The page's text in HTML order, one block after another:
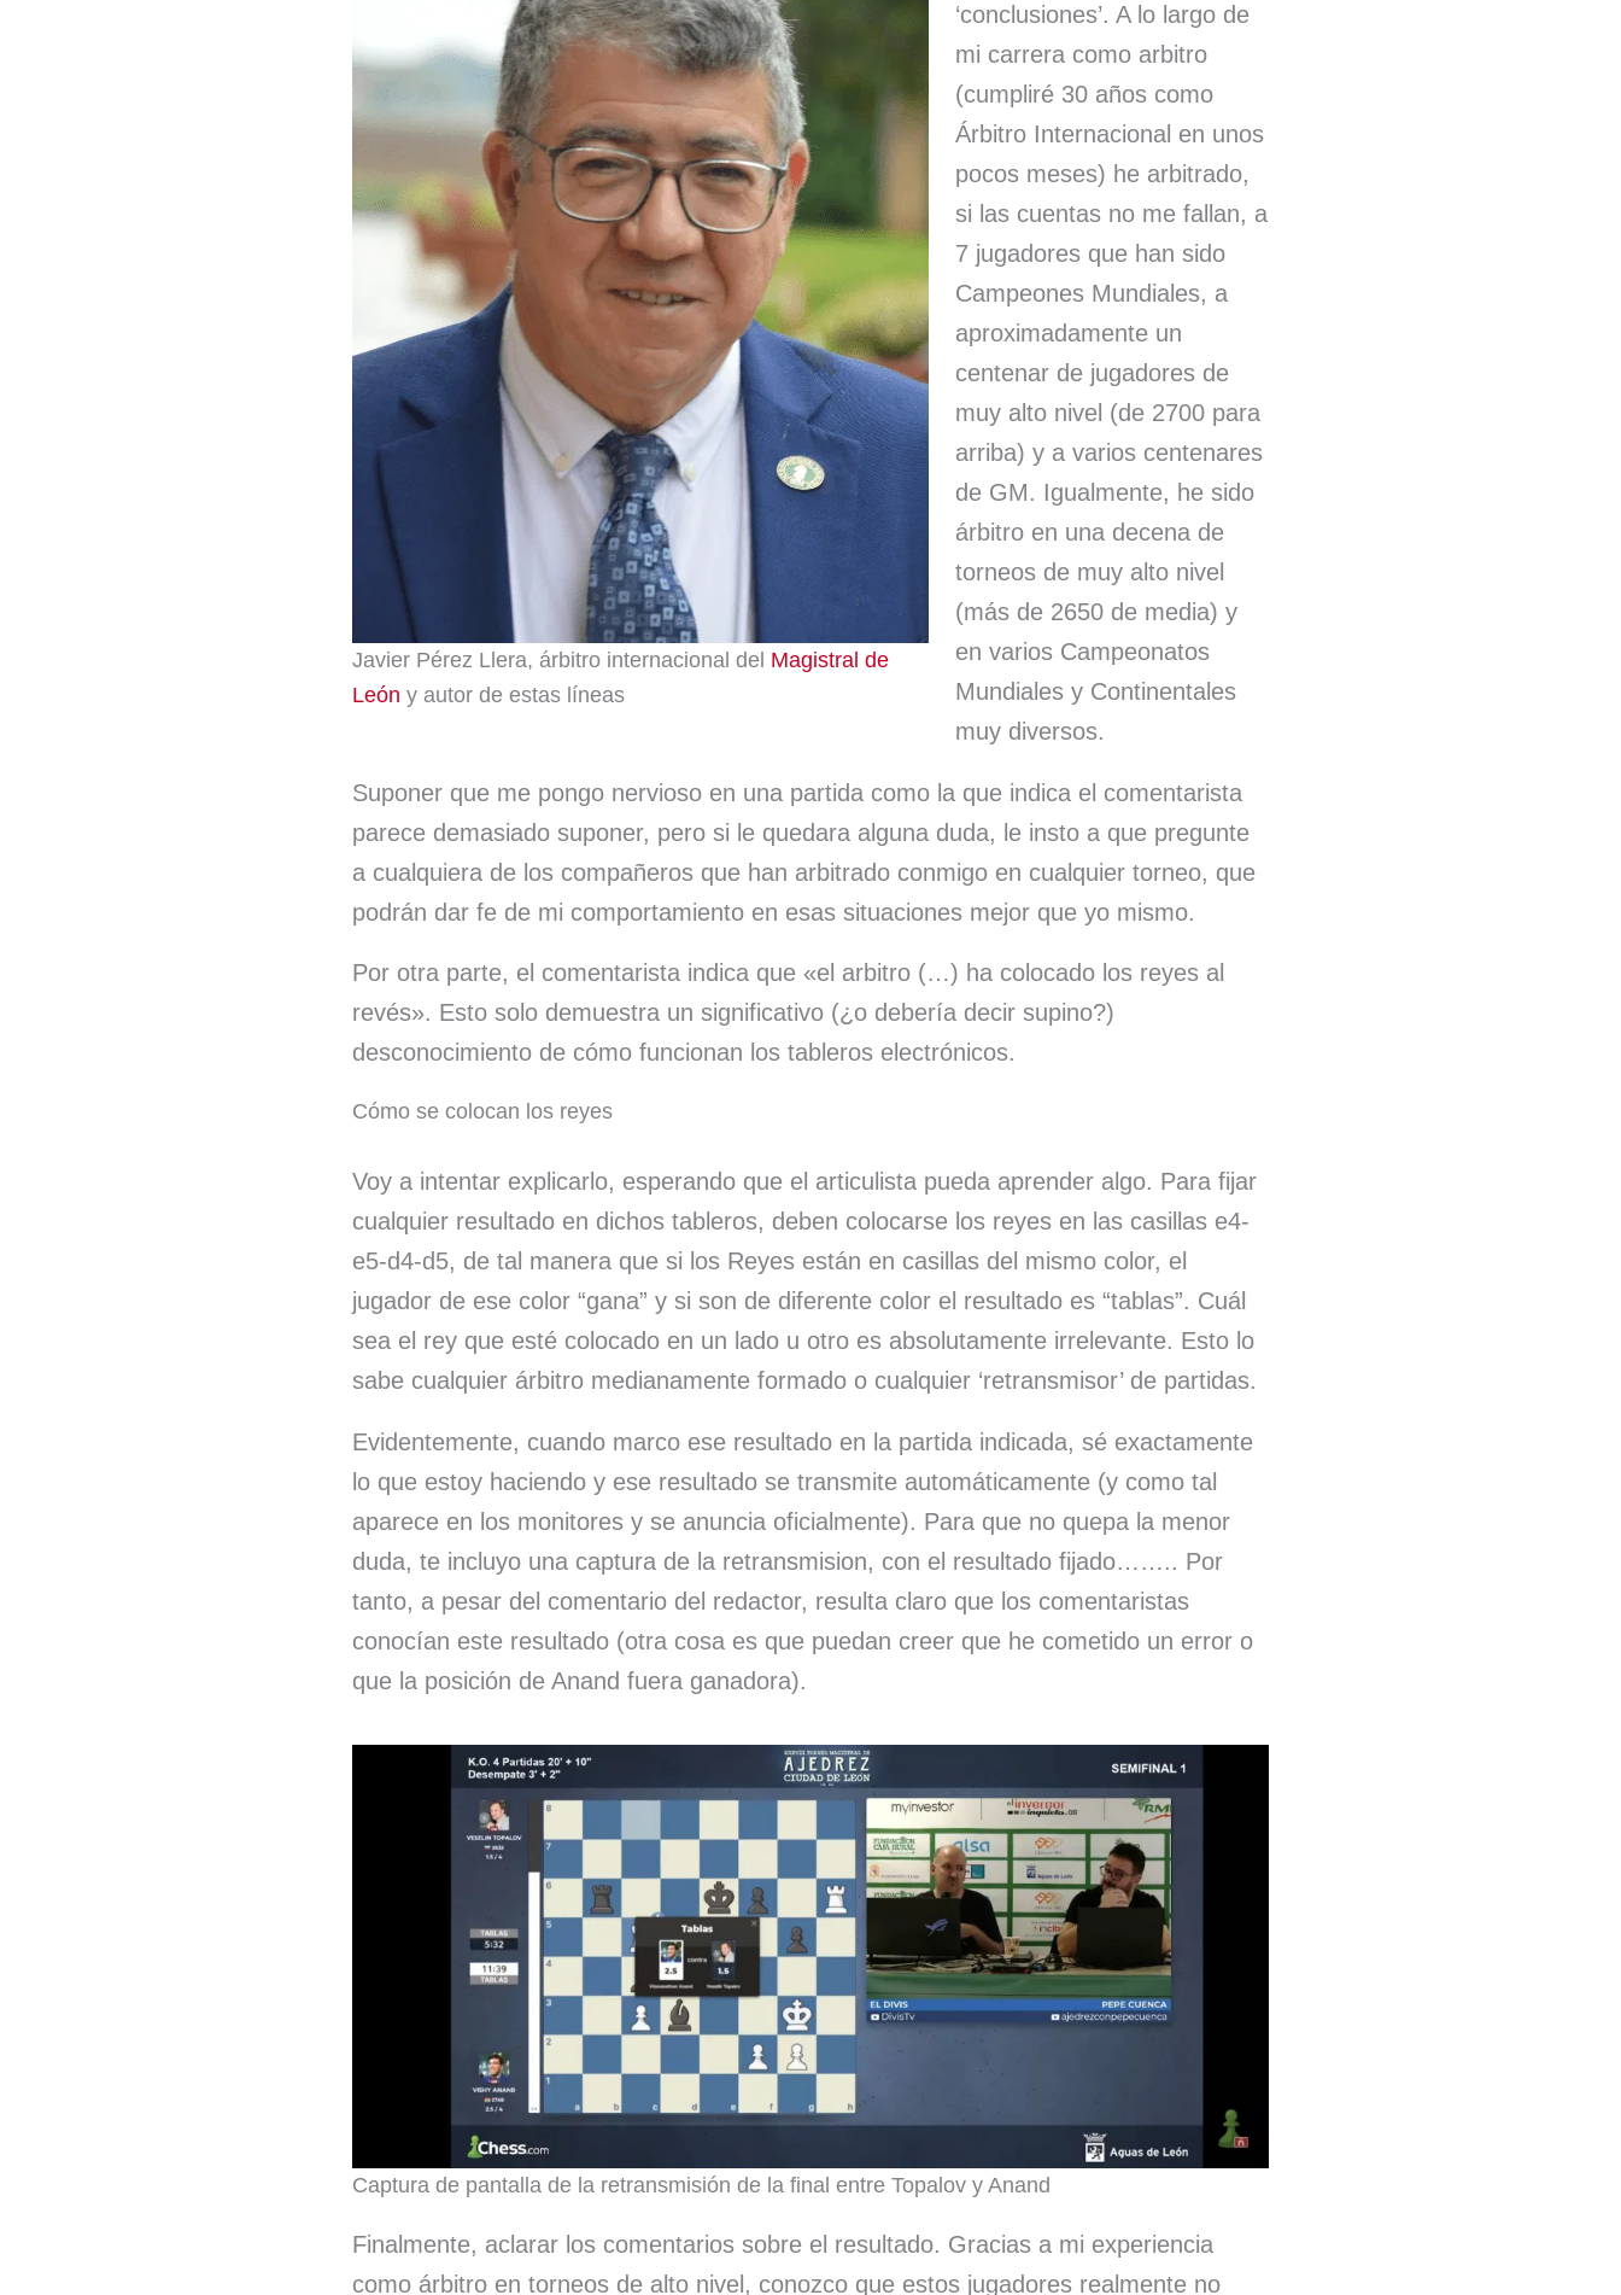
Javier Pérez Llera, árbitro internacional del Magistral de
León y autor de estas líneas
‘conclusiones’. A lo largo de
mi carrera como arbitro
(cumpliré 30 años como
Árbitro Internacional en unos
pocos meses) he arbitrado,
si las cuentas no me fallan, a
7 jugadores que han sido
Campeones Mundiales, a
aproximadamente un
centenar de jugadores de
muy alto nivel (de 2700 para
arriba) y a varios centenares
de GM. Igualmente, he sido
árbitro en una decena de
torneos de muy alto nivel
(más de 2650 de media) y
en varios Campeonatos
Mundiales y Continentales
muy diversos.
Suponer que me pongo nervioso en una partida como la que indica el comentarista
parece demasiado suponer, pero si le quedara alguna duda, le insto a que pregunte
a cualquiera de los compañeros que han arbitrado conmigo en cualquier torneo, que
podrán dar fe de mi comportamiento en esas situaciones mejor que yo mismo.
Por otra parte, el comentarista indica que «el arbitro (…) ha colocado los reyes al
revés». Esto solo demuestra un significativo (¿o debería decir supino?)
desconocimiento de cómo funcionan los tableros electrónicos.
Cómo se colocan los reyes
Voy a intentar explicarlo, esperando que el articulista pueda aprender algo. Para fijar
cualquier resultado en dichos tableros, deben colocarse los reyes en las casillas e4-
e5-d4-d5, de tal manera que si los Reyes están en casillas del mismo color, el
jugador de ese color “gana” y si son de diferente color el resultado es “tablas”. Cuál
sea el rey que esté colocado en un lado u otro es absolutamente irrelevante. Esto lo
sabe cualquier árbitro medianamente formado o cualquier ‘retransmisor’ de partidas.
Evidentemente, cuando marco ese resultado en la partida indicada, sé exactamente
lo que estoy haciendo y ese resultado se transmite automáticamente (y como tal
aparece en los monitores y se anuncia oficialmente). Para que no quepa la menor
duda, te incluyo una captura de la retransmision, con el resultado fijado…….. Por
tanto, a pesar del comentario del redactor, resulta claro que los comentaristas
conocían este resultado (otra cosa es que puedan creer que he cometido un error o
que la posición de Anand fuera ganadora).
Captura de pantalla de la retransmisión de la final entre Topalov y Anand
Finalmente, aclarar los comentarios sobre el resultado. Gracias a mi experiencia
como árbitro en torneos de alto nivel, conozco que estos jugadores realmente no